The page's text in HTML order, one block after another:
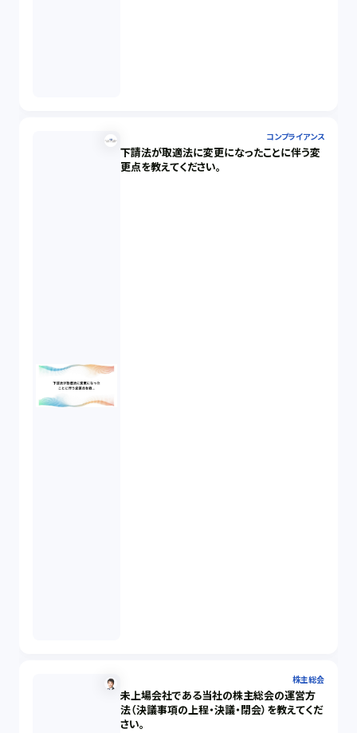
コンプライアンス
下請法が取適法に変更になったことに伴う変
更点を教えてください。
株主総会
未上場会社である当社の株主総会の運営方
法（決議事項の上程・決議・閉会）を教えてくだ
さい。